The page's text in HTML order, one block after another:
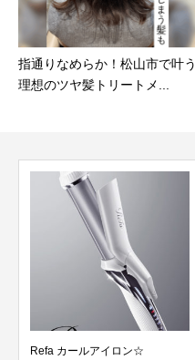
指通りなめらか！松山市で叶う
理想のツヤ髪トリートメ...
Refa カールアイロン☆